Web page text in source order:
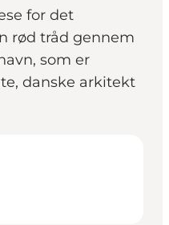
for det
rød tråd gennem
som er
danske arkitekt